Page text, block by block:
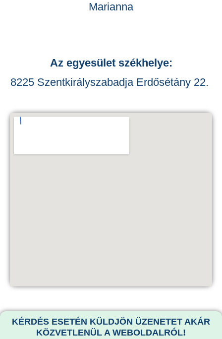
Marianna
Az egyesület székhelye:
8225 Szentkirályszabadja Erdősétány 22.
KÉRDÉS ESETÉN KÜLDJÖN ÜZENETET AKÁR
KÖZVETLENÜL A WEBOLDALRÓL!